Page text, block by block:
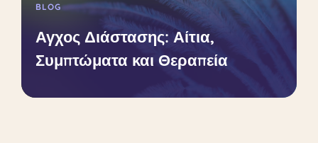
BLOG
Αγχος Διάστασης: Αίτια,
Συμπτώματα και Θεραπεία